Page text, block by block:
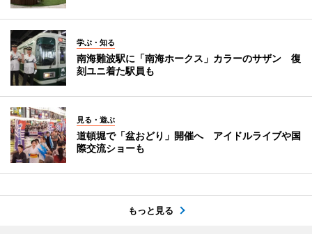
学ぶ・知る
南海難波駅に「南海ホークス」カラーのサザン 復
刻ユニ着た駅員も
見る・遊ぶ
道頓堀で「盆おどり」開催へ アイドルライブや国
際交流ショーも
もっと見る